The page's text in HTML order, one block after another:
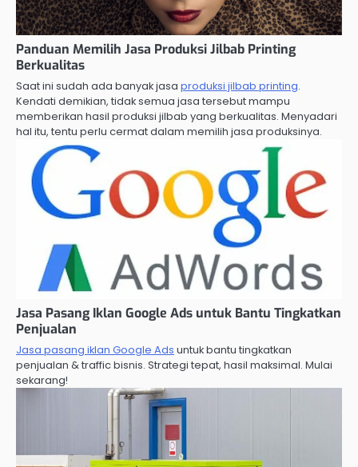
Panduan Memilih Jasa Produksi Jilbab Printing
Berkualitas
Saat ini sudah ada banyak jasa produksi jilbab printing.
Kendati demikian, tidak semua jasa tersebut mampu
memberikan hasil produksi jilbab yang berkualitas. Menyadari
hal itu, tentu perlu cermat dalam memilih jasa produksinya.
Jasa Pasang Iklan Google Ads untuk Bantu Tingkatkan
Penjualan
Jasa pasang iklan Google Ads untuk bantu tingkatkan
penjualan & traffic bisnis. Strategi tepat, hasil maksimal. Mulai
sekarang!